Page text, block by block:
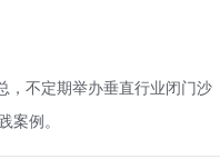
，不定期举办垂直行业闭门沙
案例。